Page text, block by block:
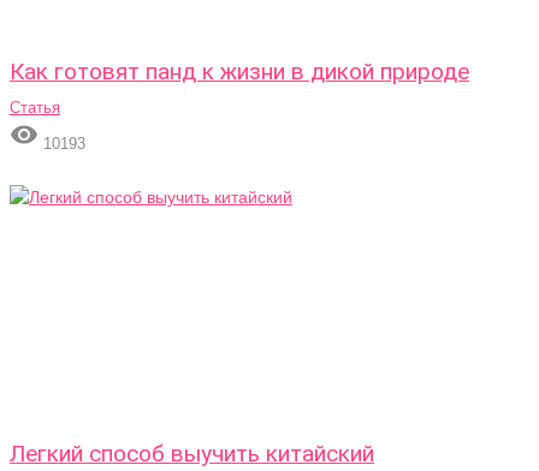
Как готовят панд к жизни в дикой природе
Статья
 10193
Легкий способ выучить китайский